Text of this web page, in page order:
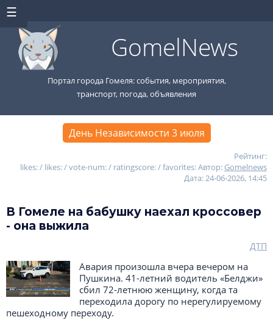
GomelNews
Портал города Гомеля: события, мероприятия,
транспорт, погода, объявления
День Независимости 3 июля
Рейтинг:
likes: / likes: / vote-num: / ratingscore: / favorites:Автор: Gomelnews
Дата: 24-06-2026, 14:45
В Гомеле на бабушку наехал кроссовер
- она выжила
ДТП
Авария произошла вчера вечером на
Пушкина. 41-летний водитель «Белджи»
сбил 72-летнюю женщину, когда та
переходила дорогу по нерегулируемому
пешеходному переходу.